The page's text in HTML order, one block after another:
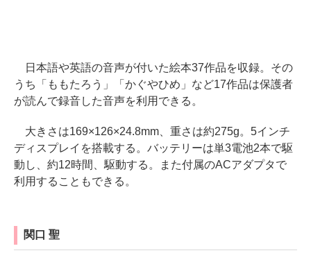
日本語や英語の音声が付いた絵本37作品を収録。その
うち「ももたろう」「かぐやひめ」など17作品は保護者
が読んで録音した音声を利用できる。
大きさは169×126×24.8mm、重さは約275g。5インチ
ディスプレイを搭載する。バッテリーは単3電池2本で駆
動し、約12時間、駆動する。また付属のACアダプタで
利用することもできる。
関口 聖